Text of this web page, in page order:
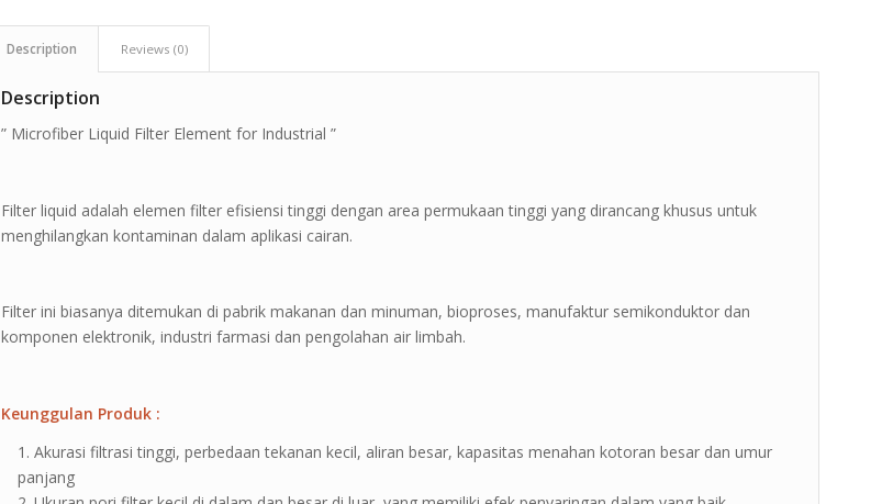
Description Reviews (0)
Description
” Microfiber Liquid Filter Element for Industrial ”
Filter liquid adalah elemen filter efisiensi tinggi dengan area permukaan tinggi yang dirancang khusus untuk
menghilangkan kontaminan dalam aplikasi cairan.
Filter ini biasanya ditemukan di pabrik makanan dan minuman, bioproses, manufaktur semikonduktor dan
komponen elektronik, industri farmasi dan pengolahan air limbah.
Keunggulan Produk :
Akurasi filtrasi tinggi, perbedaan tekanan kecil, aliran besar, kapasitas menahan kotoran besar dan umur
panjang